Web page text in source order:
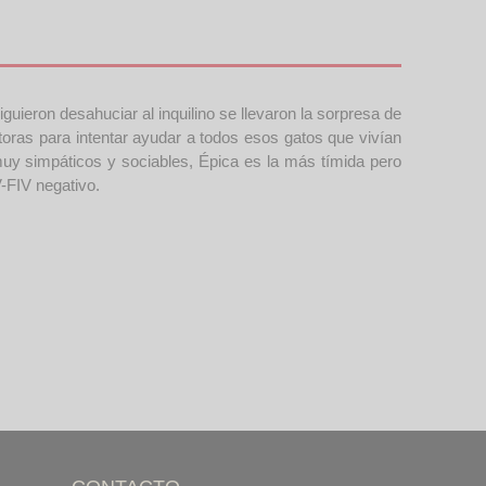
desahuciar al inquilino se llevaron la sorpresa de
para intentar ayudar a todos esos gatos que vivían
simpáticos y sociables, Épica es la más tímida pero
FIV negativo.